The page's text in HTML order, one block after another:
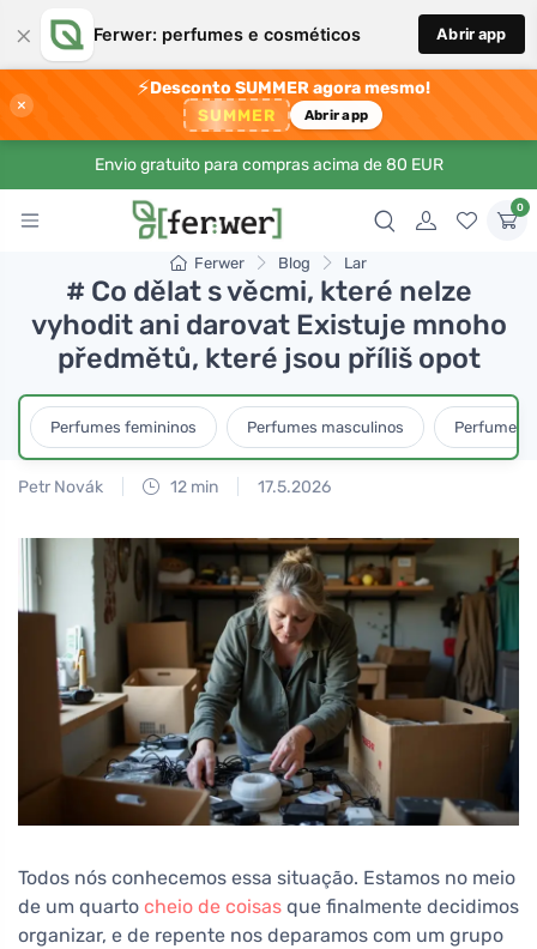
× Ferwer: perfumes e cosméticos Abrir app
×
⚡Desconto SUMMER agora mesmo!
SUMMER Abrir app
Envio gratuito para compras acima de 80 EUR
0
Ferwer Blog Lar
# Co dělat s věcmi, které nelze
vyhodit ani darovat Existuje mnoho
předmětů, které jsou příliš opot
Perfumes femininos Perfumes masculinos Perfumes
Petr Novák 12 min 17.5.2026
Todos nós conhecemos essa situação. Estamos no meio
de um quarto cheio de coisas que finalmente decidimos
organizar, e de repente nos deparamos com um grupo